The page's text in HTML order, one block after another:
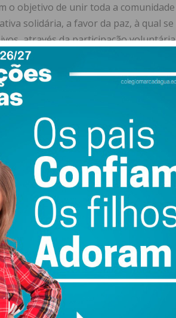
o objetivo de unir toda a comunidade
solidária, a favor da paz, à qual se
através da participação voluntária
ou demonstrações
Como esta iniciativa,
Apoio à Ucrânia”.
Imediato
regular a informação
condições